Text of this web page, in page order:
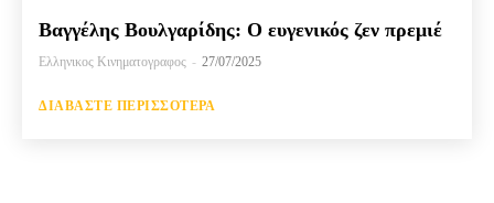
Βαγγέλης Βουλγαρίδης: Ο ευγενικός ζεν πρεμιέ
Ελληνικος Κινηματογραφος - 27/07/2025
ΔΙΑΒΆΣΤΕ ΠΕΡΙΣΣΌΤΕΡΑ